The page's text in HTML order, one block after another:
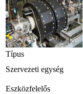
Típus
Szervezeti egység
Eszközfelelős